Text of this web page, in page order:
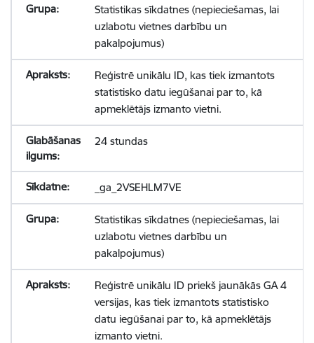
Statistikas sīkdatnes (nepieciešamas, lai
uzlabotu vietnes darbību un
pakalpojumus)
Reģistrē unikālu ID, kas tiek izmantots
statistisko datu iegūšanai par to, kā
apmeklētājs izmanto vietni.
24 stundas
_ga_2VSEHLM7VE
Statistikas sīkdatnes (nepieciešamas, lai
uzlabotu vietnes darbību un
pakalpojumus)
Reģistrē unikālu ID priekš jaunākās GA 4
versijas, kas tiek izmantots statistisko
datu iegūšanai par to, kā apmeklētājs
izmanto vietni.